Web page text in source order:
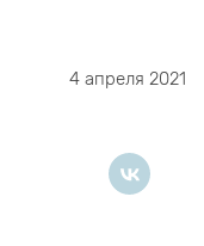
4 апреля 2021